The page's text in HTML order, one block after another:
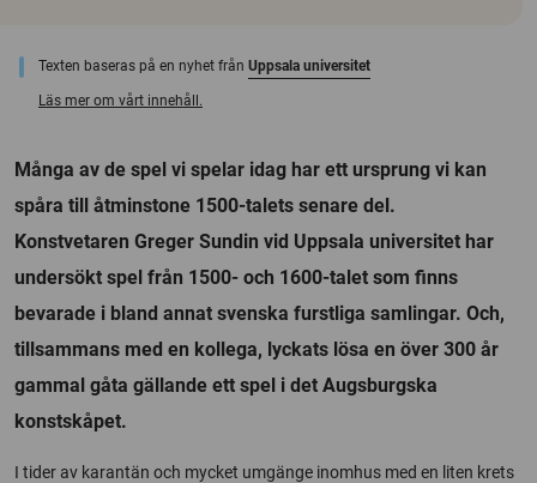
Texten baseras på en nyhet från Uppsala universitet
Läs mer om vårt innehåll.
Många av de spel vi spelar idag har ett ursprung vi kan
spåra till åtminstone 1500-talets senare del.
Konstvetaren Greger Sundin vid Uppsala universitet har
undersökt spel från 1500- och 1600-talet som finns
bevarade i bland annat svenska furstliga samlingar. Och,
tillsammans med en kollega, lyckats lösa en över 300 år
gammal gåta gällande ett spel i det Augsburgska
konstskåpet.
I tider av karantän och mycket umgänge inomhus med en liten krets